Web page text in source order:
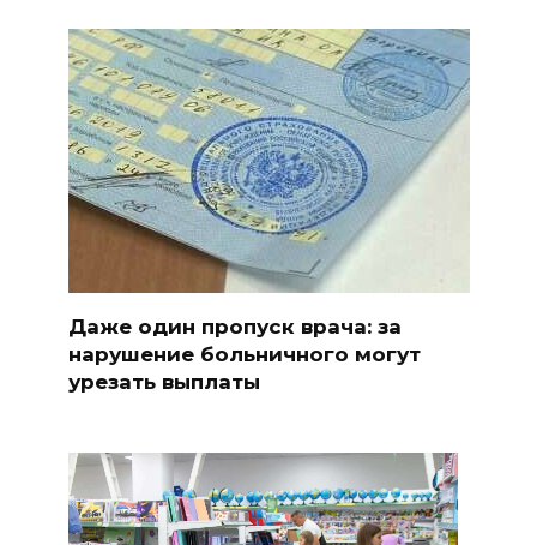
Даже один пропуск врача: за
нарушение больничного могут
урезать выплаты